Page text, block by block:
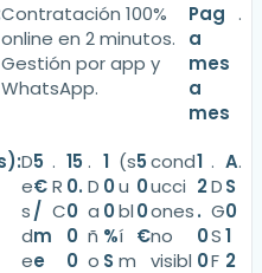
Contratación 100%
online en 2 minutos.
Gestión por app y
WhatsApp.
Pag
a
mes
a
mes
.
D
e
s
d
e
5
€
/
m
e
.
R
C
15
0.
0
0
0
.
D
a
ñ
o
1
0
0
%
S
(s
u
bl
í
m
5
0
0
€
cond
ucci
ones
no
visibl
1
2
.
0
0
.
D
G
S
F
A
S
0
1
2
.